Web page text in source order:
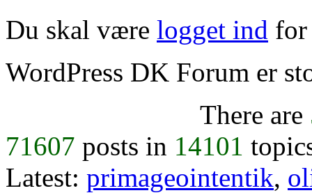
Du skal være logget ind for
WordPress DK Forum er
There are
71607 posts in 14101
Latest: primageointentik,